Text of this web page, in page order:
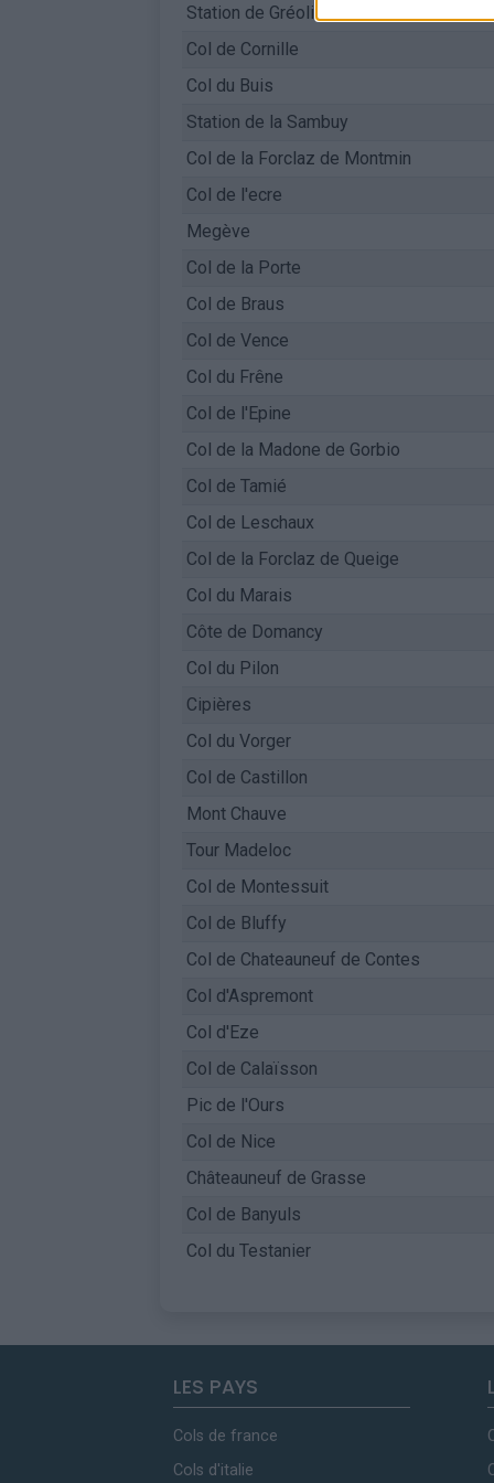
Station de Gréolières les Neiges
Col de Cornille
Col du Buis
Station de la Sambuy
Col de la Forclaz de Montmin
Col de l'ecre
Megève
Col de la Porte
Col de Braus
Col de Vence
Col du Frêne
Col de l'Epine
Col de la Madone de Gorbio
Col de Tamié
Col de Leschaux
Col de la Forclaz de Queige
Col du Marais
Côte de Domancy
Col du Pilon
Cipières
Col du Vorger
Col de Castillon
Mont Chauve
Tour Madeloc
Col de Montessuit
Col de Bluffy
Col de Chateauneuf de Contes
Col d'Aspremont
Col d'Eze
Col de Calaïsson
Pic de l'Ours
Col de Nice
Châteauneuf de Grasse
Col de Banyuls
Col du Testanier
LES PAYS
Cols de france
Cols d'italie